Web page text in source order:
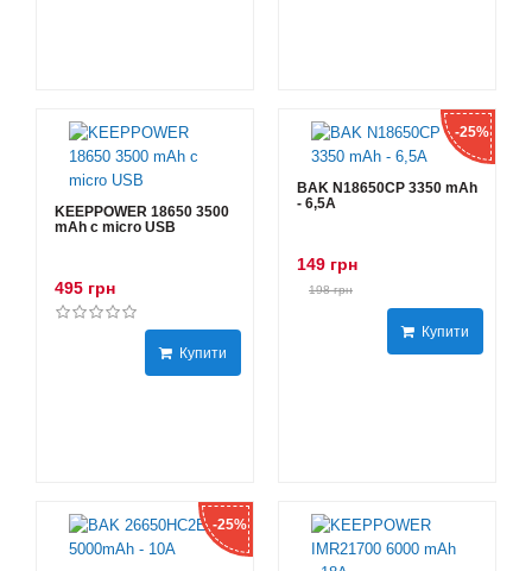
KEEPPOWER 18650 3500
mAh с micro USB
495 грн
Купити
-25%
BAK N18650CP 3350 mAh
- 6,5А
149 грн
198 грн
Купити
-25%